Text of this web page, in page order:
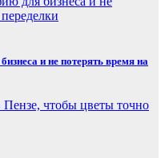
и не потерять время на